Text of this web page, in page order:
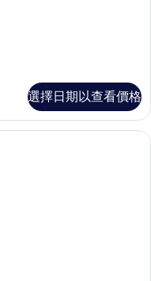
選擇日期以查看價格
超級大客房 | 高級寢具、客房